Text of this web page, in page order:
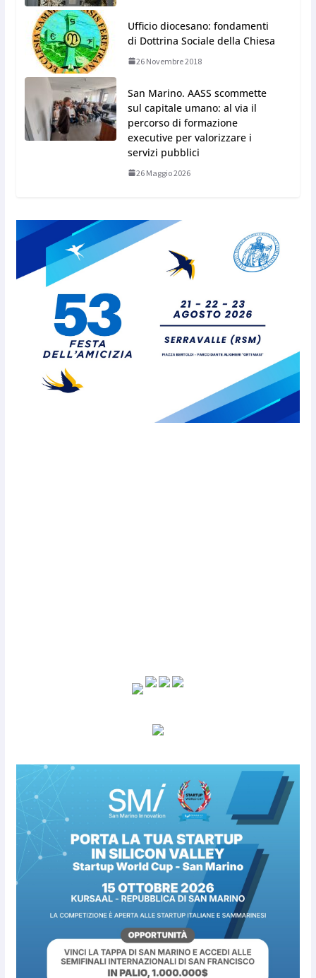
Ufficio diocesano: fondamenti
di Dottrina Sociale della Chiesa
26 Novembre 2018
San Marino. AASS scommette
sul capitale umano: al via il
percorso di formazione
executive per valorizzare i
servizi pubblici
26 Maggio 2026